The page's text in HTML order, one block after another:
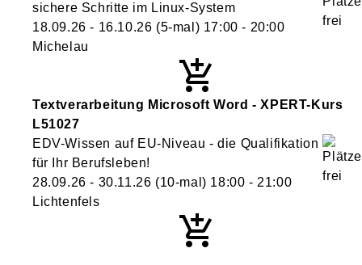
sichere Schritte im Linux-System
18.09.26 - 16.10.26 (5-mal) 17:00 - 20:00
Michelau
Textverarbeitung Microsoft Word - XPERT-Kurs
L51027
EDV-Wissen auf EU-Niveau - die Qualifikation
für Ihr Berufsleben!
28.09.26 - 30.11.26 (10-mal) 18:00 - 21:00
Lichtenfels